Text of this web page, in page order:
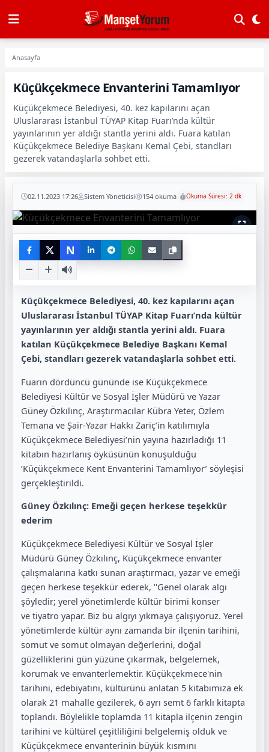
Anasayfa
Küçükçekmece Envanterini Tamamlıyor
Küçükçekmece Belediyesi, 40. kez kapılarını açan
Uluslararası İstanbul TÜYAP Kitap Fuarı’nda kültür
yayınlarının yer aldığı stantla yerini aldı. Fuara katılan
Küçükçekmece Belediye Başkanı Kemal Çebi, standları
gezerek vatandaşlarla sohbet etti.
02.11.2023 17:26 Sistem Yöneticisi 154 okuma Okuma Süresi: 2 dk
N
Küçükçekmece Belediyesi, 40. kez kapılarını açan
Uluslararası İstanbul TÜYAP Kitap Fuarı’nda kültür
yayınlarının yer aldığı stantla yerini aldı. Fuara
katılan Küçükçekmece Belediye Başkanı Kemal
Çebi, standları gezerek vatandaşlarla sohbet etti.
Fuarın dördüncü gününde ise Küçükçekmece
Belediyesi Kültür ve Sosyal İşler Müdürü ve Yazar
Güney Özkılınç, Araştırmacılar Kübra Yeter, Özlem
Temana ve Şair-Yazar Hakkı Zariç’in katılımıyla
Küçükçekmece Belediyesi’nin yayına hazırladığı 11
kitabın hazırlanış öyküsünün konuşulduğu
‘Küçükçekmece Kent Envanterini Tamamlıyor’ söyleşisi
gerçekleştirildi.
Güney Özkılınç: Emeği geçen herkese teşekkür
ederim
Küçükçekmece Belediyesi Kültür ve Sosyal İşler
Müdürü Güney Özkılınç, Küçükçekmece envanter
çalışmalarına katkı sunan araştırmacı, yazar ve emeği
geçen herkese teşekkür ederek, ''Genel olarak algı
şöyledir; yerel yönetimlerde kültür birimi konser
ve tiyatro yapar. Biz bu algıyı yıkmaya çalışıyoruz. Yerel
yönetimlerde kültür aynı zamanda bir ilçenin tarihini,
somut ve somut olmayan değerlerini, doğal
güzelliklerini gün yüzüne çıkarmak, belgelemek,
korumak ve envanterlemektir. Küçükçekmece'nin
tarihini, edebiyatını, kültürünü anlatan 5 kitabımıza ek
olarak 21 mahalle gezilerek, 6 ayrı semt 6 farklı kitapta
toplandı. Böylelikle toplamda 11 kitapla ilçenin zengin
tarihini ve kültürel çeşitliliğini belgelemiş olduk ve
Küçükçekmece envanterinin büyük kısmını